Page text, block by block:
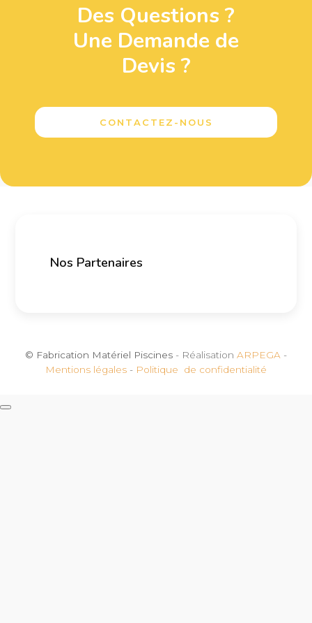
Des Questions ?
Une Demande de
Devis ?
CONTACTEZ-NOUS
Nos Partenaires
© Fabrication Matériel Piscines - Réalisation ARPEGA -
Mentions légales - Politique de confidentialité